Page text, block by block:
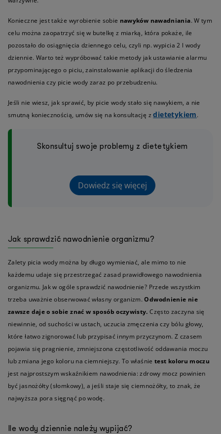
Konieczne jest także wyrobienie sobie nawyków nawadniania. W tym
celu można zaopatrzyć się w butelkę z miarką, która pokaże, ile
pozostało do osiągnięcia dziennego celu, czyli np. wypicia 2 l wody
dziennie. Warto też wypróbować takie metody jak ustawianie alarmu
przypominającego o piciu, zainstalowanie aplikacji do śledzenia
nawodnienia czy picie wody zaraz po przebudzeniu.
Jeśli nie wiesz, jak sprawić, by picie wody stało się nawykiem, a nie
smutną koniecznością, umów się na konsultację zdietetykiem.
Skonsultuj swoje problemy z dietetykiem
Dowiedz się więcej
Jak sprawdzić nawodnienie organizmu?
Zalety picia wody można by długo wymieniać, ale mimo to nie
każdemu udaje się przestrzegać zasad prawidłowego nawodnienia
organizmu. Jak w ogóle sprawdzić nawodnienie? Przede wszystkim
trzeba uważnie obserwować własny organizm.Odwodnienie nie
zawsze daje o sobie znać w sposób oczywisty.Często zaczyna się
niewinnie, od suchości w ustach, uczucia zmęczenia czy bólu głowy,
które łatwo zignorować lub przypisać innym przyczynom. Z czasem
pojawia się pragnienie, zmniejszona częstotliwość oddawania moczu
lub zmiana jego koloru na ciemniejszy. To właśnie test koloru moczu
jest najprostszym wskaźnikiem nawodnienia: zdrowy mocz powinien
być jasnożółty (słomkowy), a jeśli staje się ciemnożółty, to znak, że
najwyższa pora sięgnąć po wodę.
Ile wody dziennie należy wypijać?